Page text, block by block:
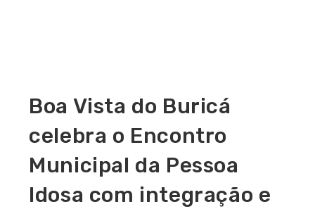
Boa Vista do Buricá
celebra o Encontro
Municipal da Pessoa
Idosa com integração e